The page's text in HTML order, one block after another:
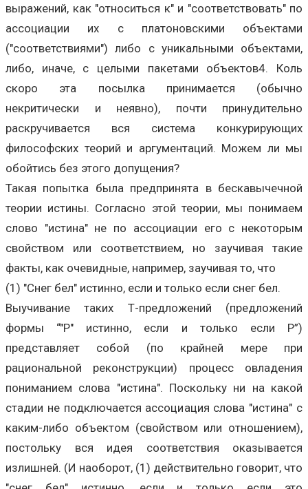
выражений, как "относиться к" и "соответствовать" по
ассоциации их с платоновскими объектами
("соответствиями") либо с уникальными объектами,
либо, иначе, с целыми пакетами объектов4. Коль
скоро эта посылка принимается (обычно
некритически и неявно), почти принудительно
раскручивается вся система конкурирующих
философских теорий и аргументаций. Можем ли мы
обойтись без этого допущения?
Такая попытка была предпринята в бескавычечной
теории истины. Согласно этой теории, мы понимаем
слово "истина" не по ассоциации его с некоторым
свойством или соответствием, но заучивая такие
факты, как очевидные, например, заучивая то, что
(1) "Снег бел" истинно, если и только если снег бел.
Выучивание таких Т-предложений (предложений
формы “"Р" истинно, если и только если Р”)
представляет собой (по крайней мере при
рациональной реконструкции) процесс овладения
пониманием слова "истина". Поскольку ни на какой
стадии не подключается ассоциация слова "истина" с
каким-либо объектом (свойством или отношением),
постольку вся идея соответствия оказывается
излишней. (И наоборот, (1) действительно говорит, что